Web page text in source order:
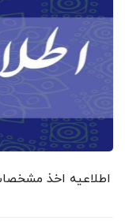
اطلاعیه اخذ